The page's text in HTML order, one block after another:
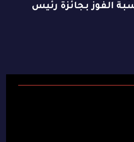
الفوز بجائزة رئيس